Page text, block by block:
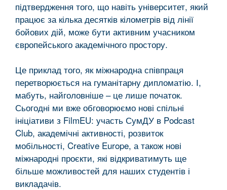
підтвердження того, що навіть університет, який
працює за кілька десятків кілометрів від лінії
бойових дій, може бути активним учасником
європейського академічного простору.
Це приклад того, як міжнародна співпраця
перетворюється на гуманітарну дипломатію. І,
мабуть, найголовніше – це лише початок.
Сьогодні ми вже обговорюємо нові спільні
ініціативи з FilmEU: участь СумДУ в Podcast
Club, академічні активності, розвиток
мобільності, Creative Europe, а також нові
міжнародні проєкти, які відкриватимуть ще
більше можливостей для наших студентів і
викладачів.